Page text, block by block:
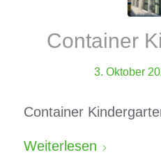
Container
3. Oktober
Container
Weiterlesen